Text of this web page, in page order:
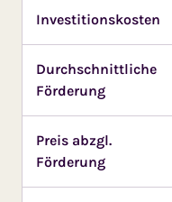
Investitionskosten
Durchschnittliche
Förderung
Preis abzgl.
Förderung